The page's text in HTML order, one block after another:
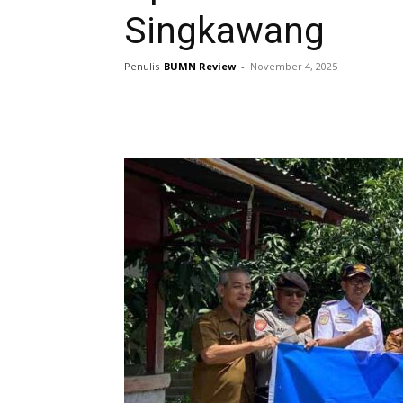
Singkawang
Penulis BUMN Review - November 4, 2025